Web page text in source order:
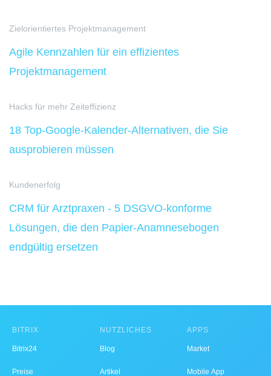
Zielorientiertes Projektmanagement
Agile Kennzahlen für ein effizientes
Projektmanagement
Hacks für mehr Zeiteffizienz
18 Top-Google-Kalender-Alternativen, die Sie
ausprobieren müssen
Kundenerfolg
CRM für Arztpraxen - 5 DSGVO-konforme
Lösungen, die den Papier-Anamnesebogen
endgültig ersetzen
BITRIX
Bitrix24
Preise
NÜTZLICHES
Blog
Artikel
APPS
Market
Mobile App